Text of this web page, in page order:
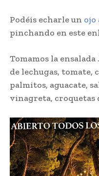
Podéis echarle un ojo
pinchando en este
Tomamos la
de lechugas, tomate,
palmitos, aguacate,
vinagreta, croquetas